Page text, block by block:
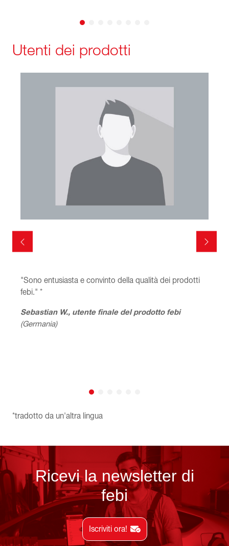
Utenti dei prodotti
"Sono entusiasta e convinto della qualità dei prodotti
febi." *
Sebastian W., utente finale del prodotto febi
(Germania)
*tradotto da un'altra lingua
Ricevi la newsletter di
febi
Iscriviti ora!